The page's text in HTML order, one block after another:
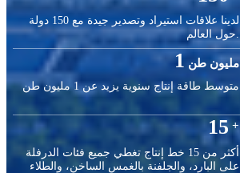
لدينا علاقات استيراد وتصدير جيدة مع 150 دولة
حول العالم.
1 مليون طن
متوسط طاقة إنتاج سنوية يزيد عن 1 مليون طن
15 +
أكثر من 15 خط إنتاج تغطي جميع فئات الدرفلة
على البارد، والجلفنة بالغمس الساخن، والطلاء